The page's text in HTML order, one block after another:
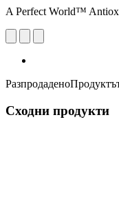
A Perfect World™
Разпродадено
Сходни продукти